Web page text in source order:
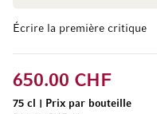
Écrire la première critique
650.00 CHF
75 cl
Prix par bouteille